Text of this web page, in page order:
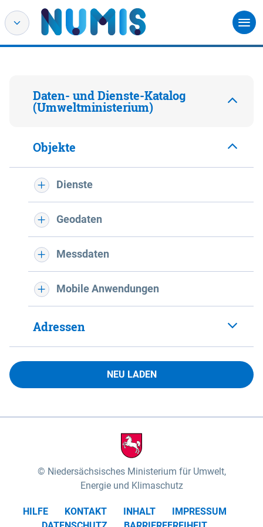
Daten- und Dienste-Katalog
(Umweltministerium)
Objekte
Dienste
Geodaten
Messdaten
Mobile Anwendungen
Adressen
NEU LADEN
Niedersächsisches Ministerium für Umwelt,
Energie und Klimaschutz
HILFE KONTAKT INHALT
IMPRESSUM